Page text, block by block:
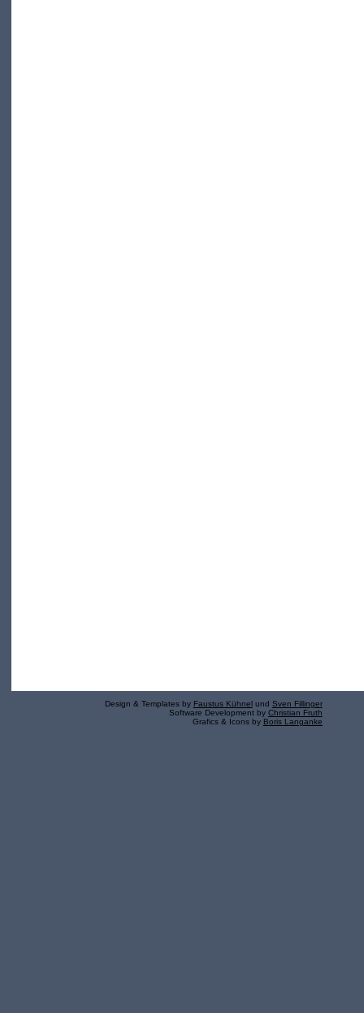
Design & Templates by Faustus Kühnel und Sven Fillinger
Software Development by Christian Fruth
Grafics & Icons by Boris Langanke